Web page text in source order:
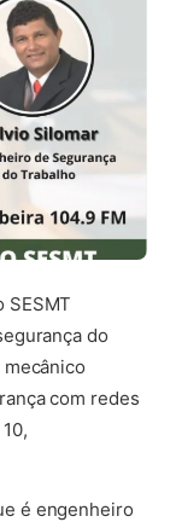
SESMT
do
com redes
é engenheiro